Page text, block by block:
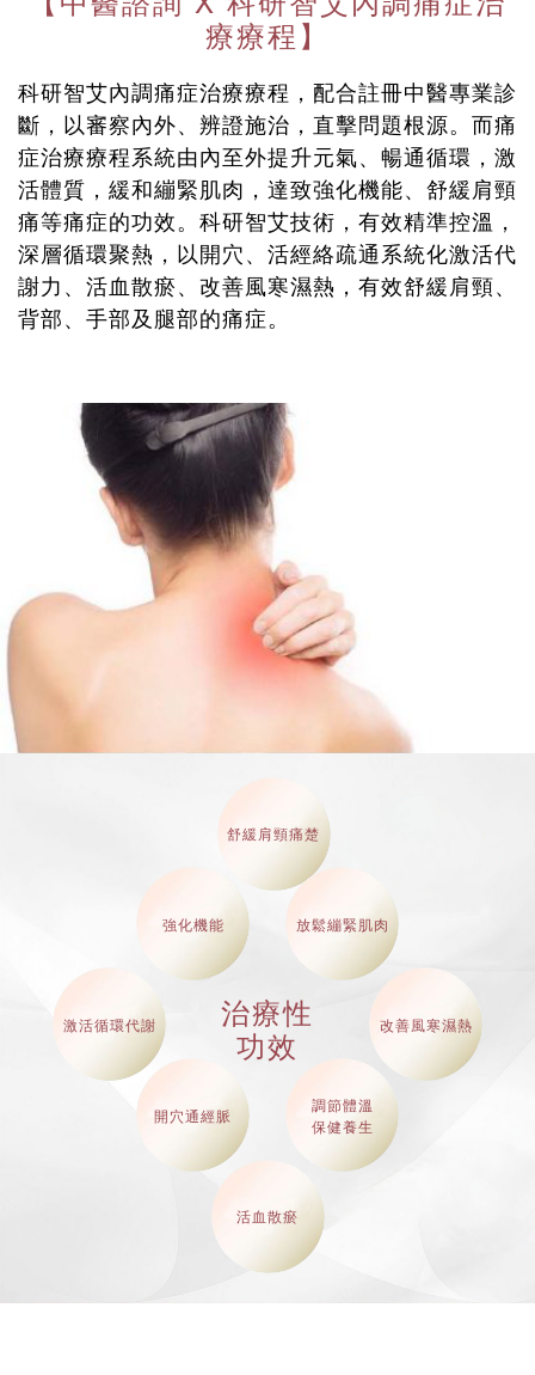
療療程】
科研智艾內調痛症治療療程，配合註冊中醫專業診
斷，以審察內外、辨證施治，直擊問題根源。而痛
症治療療程系統由內至外提升元氣、暢通循環，激
活體質，緩和繃緊肌肉，達致強化機能、舒緩肩頸
痛等痛症的功效。科研智艾技術，有效精準控溫，
深層循環聚熱，以開穴、活經絡疏通系統化激活代
謝力、活血散瘀、改善風寒濕熱，有效舒緩肩頸、
背部、手部及腿部的痛症。
舒緩肩頸痛楚
放鬆繃緊肌肉
改善風寒濕熱
調節體溫
保健養生
活血散瘀
開穴通經脈
激活循環代謝
強化機能
治療性
功效